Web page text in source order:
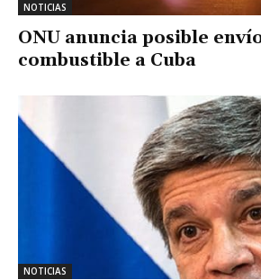
NOTICIAS
ONU anuncia posible
combustible a Cuba
NOTICIAS